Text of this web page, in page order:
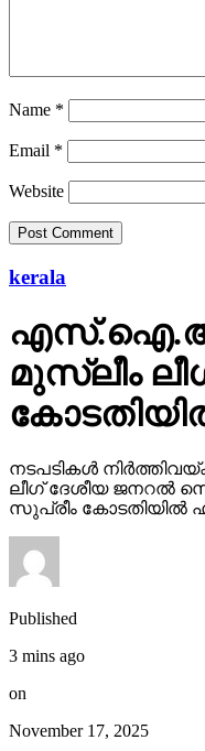
Name *
Email *
Website
kerala
മുസ്ലീം
നടപടികള്‍
ലീഗ് ദേശീയ ജനറല്‍
സുപ്രീം കോടതിയില്‍
Published
3 mins ago
on
November 17, 2025